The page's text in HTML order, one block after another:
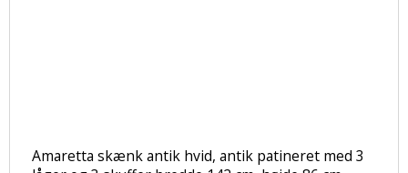
Amaretta skænk antik hvid, antik patineret med 3